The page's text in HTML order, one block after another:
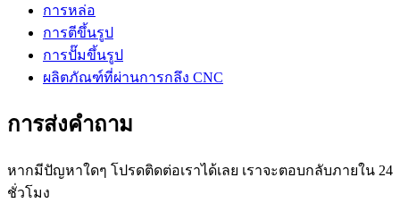
การหล่อ
การตีขึ้นรูป
การปั๊มขึ้นรูป
ผลิตภัณฑ์ที่ผ่านการกลึง CNC
การส่งคำถาม
หากมีปัญหาใดๆ โปรดติดต่อเราได้เลย เราจะตอบกลับภายใน 24
ชั่วโมง